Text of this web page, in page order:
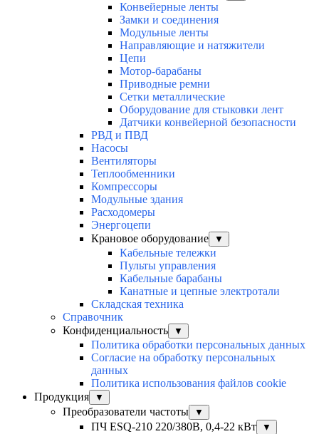
Конвейерные ленты
Замки и соединения
Модульные ленты
Направляющие и натяжители
Цепи
Мотор-барабаны
Приводные ремни
Сетки металлические
Оборудование для стыковки лент
Датчики конвейерной безопасности
РВД и ПВД
Насосы
Вентиляторы
Теплообменники
Компрессоры
Модульные здания
Расходомеры
Энергоцепи
Крановое оборудование
▼
Кабельные тележки
Пульты управления
Кабельные барабаны
Канатные и цепные электротали
Складская техника
Справочник
Конфиденциальность
▼
Политика обработки персональных данных
Согласие на обработку персональных
данных
Политика использования файлов cookie
Продукция
▼
Преобразователи частоты ▼
ПЧ ESQ-210 220/380В, 0,4-22 кВт ▼